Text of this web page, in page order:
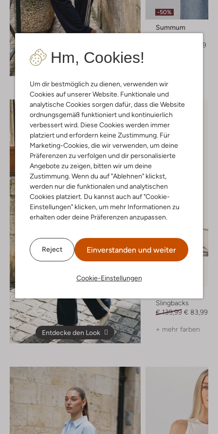
Hm, Cookies!
Um dir bestmöglich zu dienen, verwenden wir
Cookies auf unserer Website. Funktionale und
analytische Cookies sorgen dafür, dass die Website
ordnungsgemäß funktioniert und kontinuierlich
verbessert wird. Diese Cookies werden immer
platziert und erfordern keine Zustimmung. Für
Marketing-Cookies, die wir verwenden, um deine
Präferenzen zu verfolgen und dir personalisierte
Angebote zu zeigen, bitten wir um deine
Zustimmung. Wenn du auf "Ablehnen" klickst,
werden nur die funktionalen und analytischen
Cookies platziert. Du kannst auch auf "Cookie-
Einstellungen" klicken, um mehr Informationen zu
erhalten oder deine Präferenzen anzupassen.
Reject Einverstanden und weiter
Cookie-Einstellungen
Entdecke den Look
-50%
Summum
Bluse
€ 59,99
Entdecke den Look
Slingbacks
€ 139,99 € 83,99
+ mehr farben